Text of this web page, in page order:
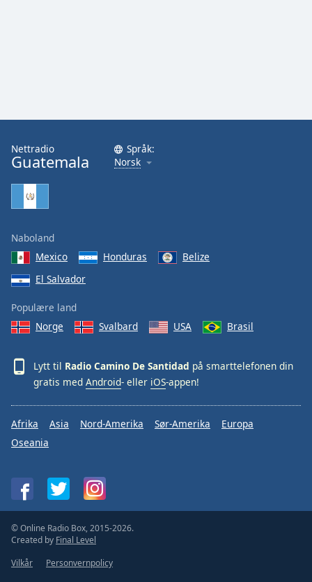
Nettradio
Guatemala
Språk:
Norsk
Naboland
Mexico
Honduras
Belize
El Salvador
Populære land
Norge
Svalbard USA Brasil
Lytt til Radio Camino De Santidad på smarttelefonen din
gratis med Android- eller iOS-appen!
Afrika Asia Nord-Amerika Sør-Amerika
Europa
Oseania
© Online Radio Box, 2015-2026.
Created by Final Level
Vilkår
Personvernpolicy